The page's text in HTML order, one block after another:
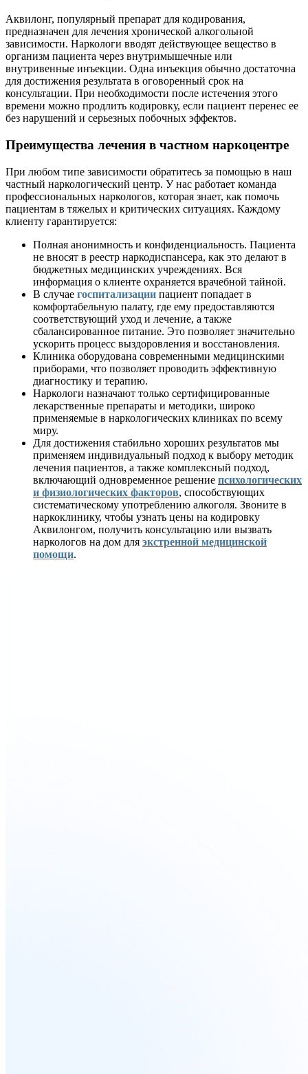
Аквилонг, популярный препарат для кодирования,
предназначен для лечения хронической алкогольной
зависимости. Наркологи вводят действующее вещество в
организм пациента через внутримышечные или
внутривенные инъекции. Одна инъекция обычно достаточна
для достижения результата в оговоренный срок на
консультации. При необходимости после истечения этого
времени можно продлить кодировку, если пациент перенес ее
без нарушений и серьезных побочных эффектов.
Преимущества лечения в частном наркоцентре
При любом типе зависимости обратитесь за помощью в наш
частный наркологический центр. У нас работает команда
профессиональных наркологов, которая знает, как помочь
пациентам в тяжелых и критических ситуациях. Каждому
клиенту гарантируется:
Полная анонимность и конфиденциальность. Пациента
не вносят в реестр наркодиспансера, как это делают в
бюджетных медицинских учреждениях. Вся
информация о клиенте охраняется врачебной тайной.
В случае госпитализации пациент попадает в
комфортабельную палату, где ему предоставляются
соответствующий уход и лечение, а также
сбалансированное питание. Это позволяет значительно
ускорить процесс выздоровления и восстановления.
Клиника оборудована современными медицинскими
приборами, что позволяет проводить эффективную
диагностику и терапию.
Наркологи назначают только сертифицированные
лекарственные препараты и методики, широко
применяемые в наркологических клиниках по всему
миру.
Для достижения стабильно хороших результатов мы
применяем индивидуальный подход к выбору методик
лечения пациентов, а также комплексный подход,
включающий одновременное решение психологических
и физиологических факторов, способствующих
систематическому употреблению алкоголя. Звоните в
наркоклинику, чтобы узнать цены на кодировку
Аквилонгом, получить консультацию или вызвать
наркологов на дом для экстренной медицинской
помощи.